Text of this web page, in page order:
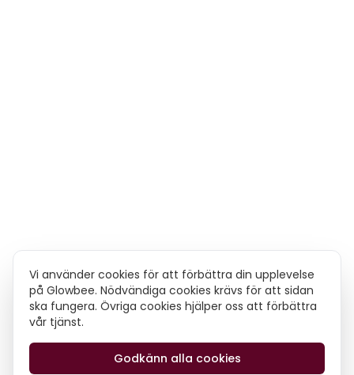
Vi använder cookies för att förbättra din upplevelse
på Glowbee. Nödvändiga cookies krävs för att sidan
ska fungera. Övriga cookies hjälper oss att förbättra
vår tjänst.
Godkänn alla cookies